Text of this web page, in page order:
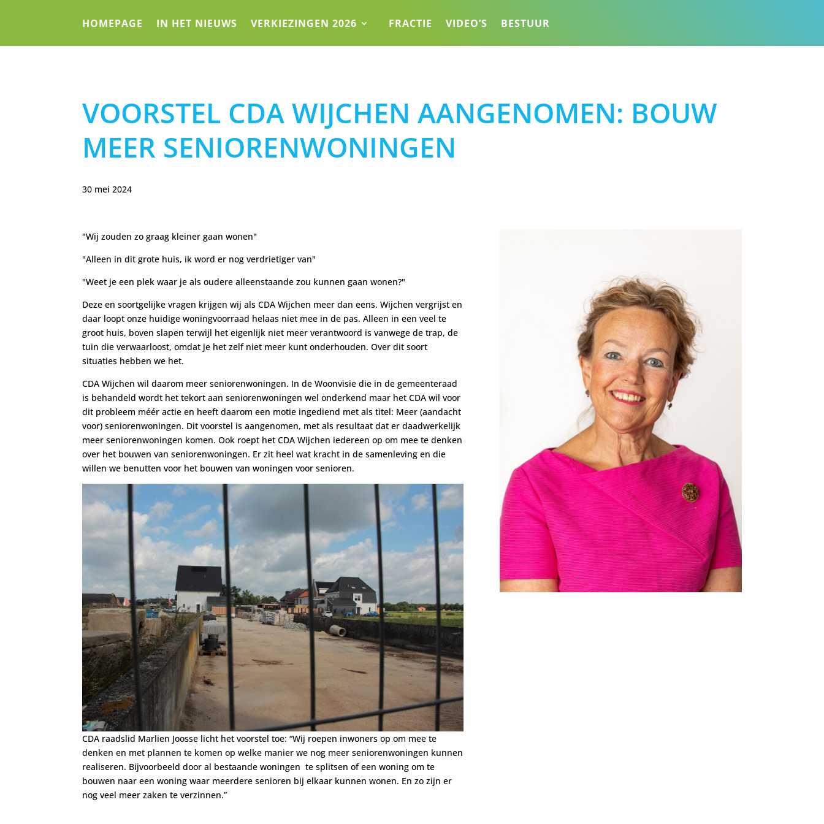
HOMEPAGE IN HET NIEUWS VERKIEZINGEN 2026 FRACTIE VIDEO’S BESTUUR
VOORSTEL CDA WIJCHEN AANGENOMEN: BOUW
MEER SENIORENWONINGEN
30 mei 2024
"Wij zouden zo graag kleiner gaan wonen"
"Alleen in dit grote huis, ik word er nog verdrietiger van"
"Weet je een plek waar je als oudere alleenstaande zou kunnen gaan wonen?"
Deze en soortgelijke vragen krijgen wij als CDA Wijchen meer dan eens. Wijchen vergrijst en
daar loopt onze huidige woningvoorraad helaas niet mee in de pas. Alleen in een veel te
groot huis, boven slapen terwijl het eigenlijk niet meer verantwoord is vanwege de trap, de
tuin die verwaarloost, omdat je het zelf niet meer kunt onderhouden. Over dit soort
situaties hebben we het.
CDA Wijchen wil daarom meer seniorenwoningen. In de Woonvisie die in de gemeenteraad
is behandeld wordt het tekort aan seniorenwoningen wel onderkend maar het CDA wil voor
dit probleem méér actie en heeft daarom een motie ingediend met als titel: Meer (aandacht
voor) seniorenwoningen. Dit voorstel is aangenomen, met als resultaat dat er daadwerkelijk
meer seniorenwoningen komen. Ook roept het CDA Wijchen iedereen op om mee te denken
over het bouwen van seniorenwoningen. Er zit heel wat kracht in de samenleving en die
willen we benutten voor het bouwen van woningen voor senioren.
CDA raadslid Marlien Joosse licht het voorstel toe: “Wij roepen inwoners op om mee te
denken en met plannen te komen op welke manier we nog meer seniorenwoningen kunnen
realiseren. Bijvoorbeeld door al bestaande woningen te splitsen of een woning om te
bouwen naar een woning waar meerdere senioren bij elkaar kunnen wonen. En zo zijn er
nog veel meer zaken te verzinnen.”